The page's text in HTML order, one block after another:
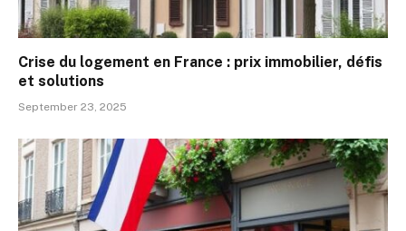
Crise du logement en France : prix immobilier, défis
et solutions
September 23, 2025